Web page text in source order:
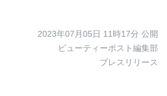
2023年07月05日 11時17分 公開
ビューティーポスト編集部
プレスリリース